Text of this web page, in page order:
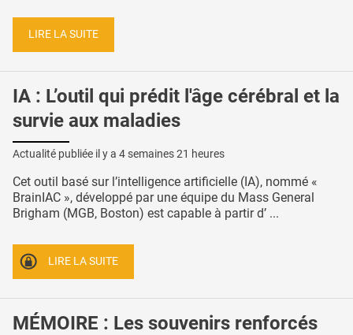
LIRE LA SUITE
IA : L’outil qui prédit l'âge cérébral et la
survie aux maladies
Actualité publiée il y a 4 semaines 21 heures
Cet outil basé sur l’intelligence artificielle (IA), nommé «
BrainIAC », développé par une équipe du Mass General
Brigham (MGB, Boston) est capable à partir d’ ...
LIRE LA SUITE
MÉMOIRE : Les souvenirs renforcés